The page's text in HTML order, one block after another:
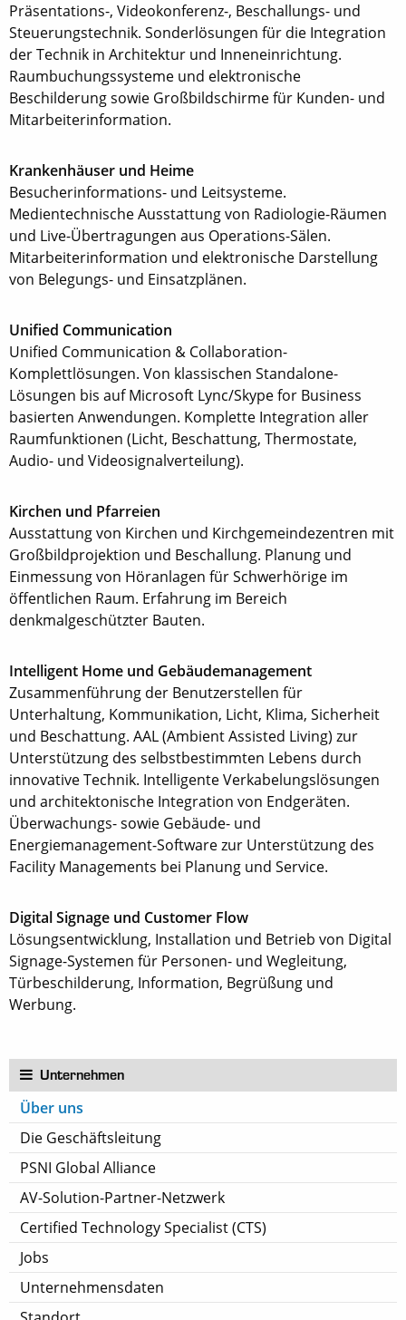
Unternehmen
Über uns
Die Geschäftsleitung
PSNI Global Alliance
AV-Solution-Partner-Netzwerk
Certified Technology Specialist (CTS)
Jobs
Unternehmensdaten
Präsentations-, Videokonferenz-, Beschallungs- und
Steuerungstechnik. Sonderlösungen für die Integration
der Technik in Architektur und Inneneinrichtung.
Raumbuchungssysteme und elektronische
Beschilderung sowie Großbildschirme für Kunden- und
Mitarbeiterinformation.
Krankenhäuser und Heime
Besucherinformations- und Leitsysteme.
Medientechnische Ausstattung von Radiologie-Räumen
und Live-Übertragungen aus Operations-Sälen.
Mitarbeiterinformation und elektronische Darstellung
von Belegungs- und Einsatzplänen.
Unified Communication
Unified Communication & Collaboration-
Komplettlösungen. Von klassischen Standalone-
Lösungen bis auf Microsoft Lync/Skype for Business
basierten Anwendungen. Komplette Integration aller
Raumfunktionen (Licht, Beschattung, Thermostate,
Audio- und Videosignalverteilung).
Kirchen und Pfarreien
Ausstattung von Kirchen und Kirchgemeindezentren mit
Großbildprojektion und Beschallung. Planung und
Einmessung von Höranlagen für Schwerhörige im
öffentlichen Raum. Erfahrung im Bereich
denkmalgeschützter Bauten.
Intelligent Home und Gebäudemanagement
Zusammenführung der Benutzerstellen für
Unterhaltung, Kommunikation, Licht, Klima, Sicherheit
und Beschattung. AAL (Ambient Assisted Living) zur
Unterstützung des selbstbestimmten Lebens durch
innovative Technik. Intelligente Verkabelungslösungen
und architektonische Integration von Endgeräten.
Überwachungs- sowie Gebäude- und
Energiemanagement-Software zur Unterstützung des
Facility Managements bei Planung und Service.
Digital Signage und Customer Flow
Lösungsentwicklung, Installation und Betrieb von Digital
Signage-Systemen für Personen- und Wegleitung,
Türbeschilderung, Information, Begrüßung und
Werbung.